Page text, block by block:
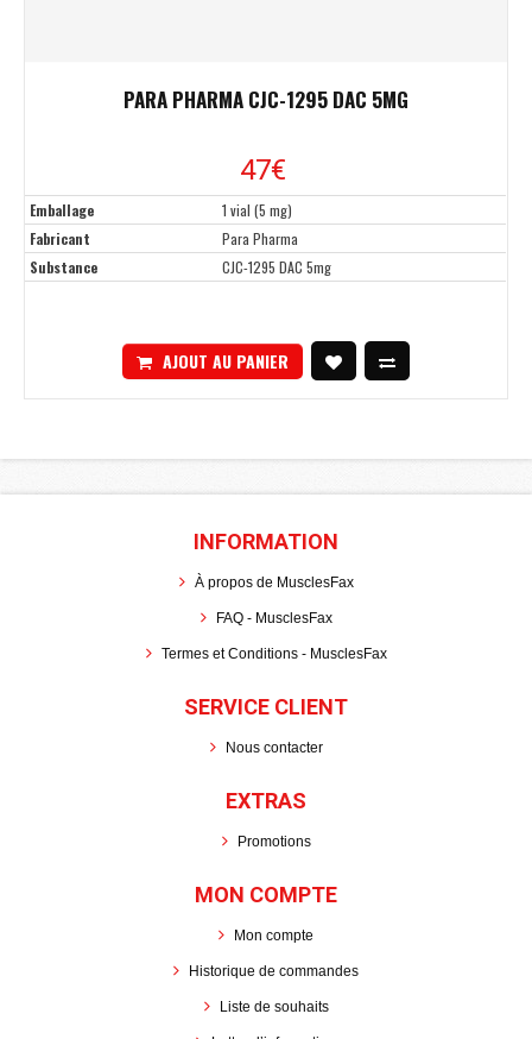
PARA PHARMA CJC-1295 DAC 5MG
47€
Emballage
1 vial (5 mg)
Fabricant
Para Pharma
Substance
CJC-1295 DAC 5mg
AJOUT AU PANIER
INFORMATION
À propos de MusclesFax
FAQ - MusclesFax
Termes et Conditions - MusclesFax
SERVICE CLIENT
Nous contacter
EXTRAS
Promotions
MON COMPTE
Mon compte
Historique de commandes
Liste de souhaits